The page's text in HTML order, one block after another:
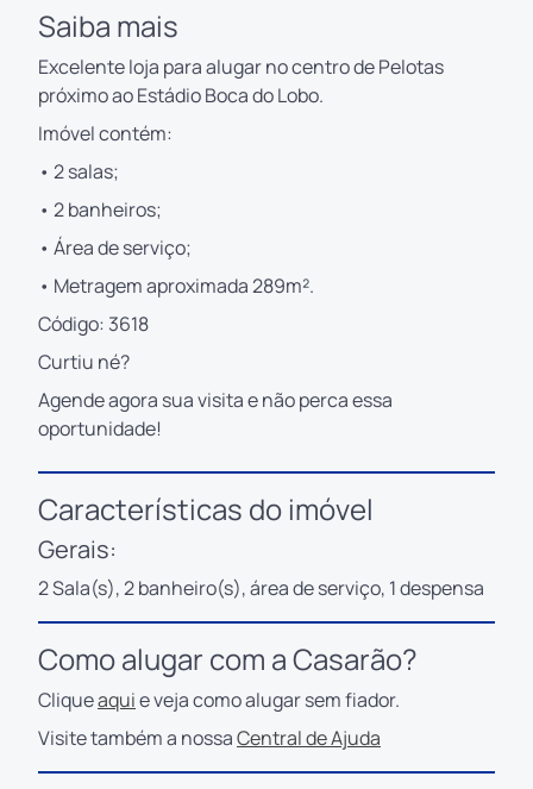
Saiba mais
Excelente loja para alugar no centro de Pelotas
próximo ao Estádio Boca do Lobo.
Imóvel contém:
• 2 salas;
• 2 banheiros;
• Área de serviço;
• Metragem aproximada 289m².
Código: 3618
Curtiu né?
Agende agora sua visita e não perca essa
oportunidade!
Características do imóvel
Gerais:
2 Sala(s), 2 banheiro(s), área de serviço, 1 despensa
Como alugar com a Casarão?
Cliqueaquie veja como alugar sem fiador.
Visite também a nossaCentral de Ajuda